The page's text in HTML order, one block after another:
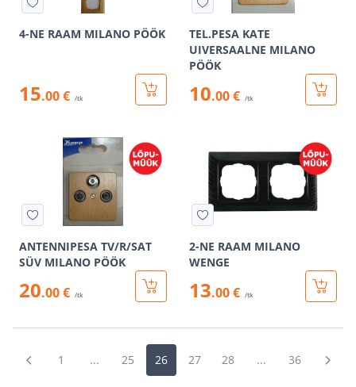
4-NE RAAM MILANO PÖÖK
15.00 € /tk
TEL.PESA KATE
UIVERSAALNE MILANO
PÖÖK
10.00 € /tk
ANTENNIPESA TV/R/SAT
SÜV MILANO PÖÖK
20.00 € /tk
2-NE RAAM MILANO
WENGE
13.00 € /tk
1 ... 25 26 27 28 ... 36